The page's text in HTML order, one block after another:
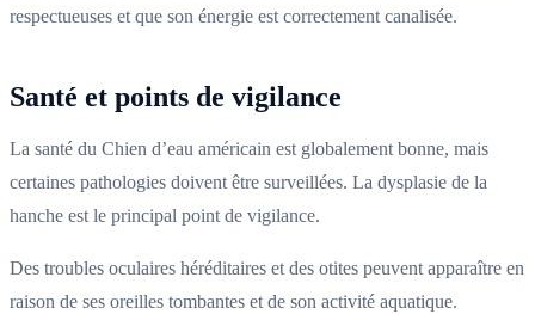
respectueuses et que son énergie est correctement canalisée.
Santé et points de vigilance
La santé du Chien d’eau américain est globalement bonne, mais
certaines pathologies doivent être surveillées. La dysplasie de la
hanche est le principal point de vigilance.
Des troubles oculaires héréditaires et des otites peuvent apparaître en
raison de ses oreilles tombantes et de son activité aquatique.